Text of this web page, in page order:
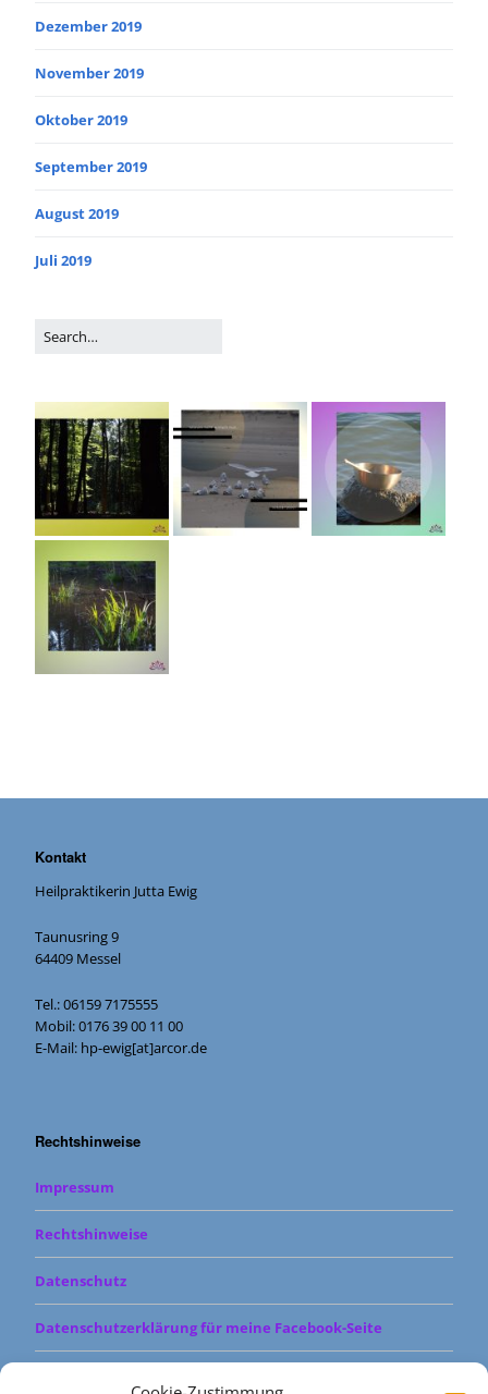
Dezember 2019
November 2019
Oktober 2019
September 2019
August 2019
Juli 2019
Kontakt
Heilpraktikerin Jutta Ewig
Taunusring 9
64409 Messel
Tel.: 06159 7175555
Mobil: 0176 39 00 11 00
E-Mail: hp-ewig[at]arcor.de
Rechtshinweise
Impressum
Rechtshinweise
Datenschutz
Datenschutzerklärung für meine Facebook-Seite